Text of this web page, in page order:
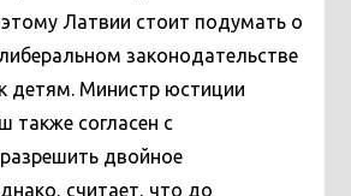
Латвии стоит подумать о
законодательстве
детям. Министр юстиции
также согласен с
двойное
считает, что до